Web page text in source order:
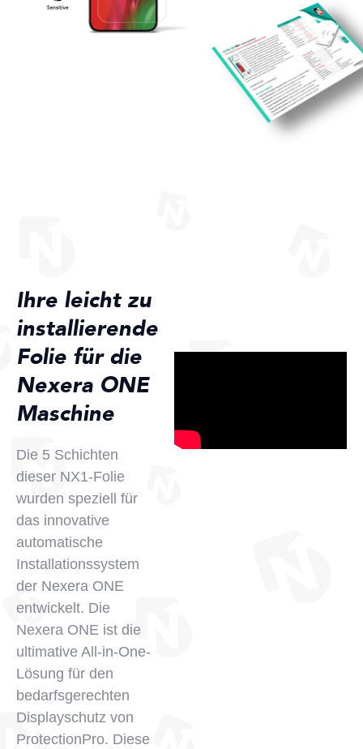
Ihre leicht zu
installierende
Folie für die
Nexera ONE
Maschine
Die 5 Schichten
dieser NX1-Folie
wurden speziell für
das innovative
automatische
Installationssystem
der Nexera ONE
entwickelt. Die
Nexera ONE ist die
ultimative All-in-One-
Lösung für den
bedarfsgerechten
Displayschutz von
ProtectionPro. Diese